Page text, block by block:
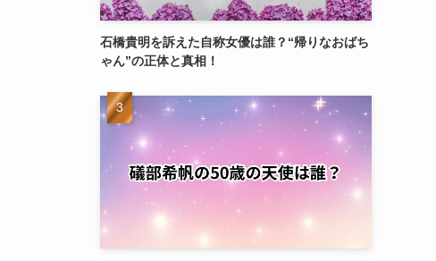
石橋貴明を訴えた自称女優は誰？“帰りなおばち
ゃん”の正体と真相！